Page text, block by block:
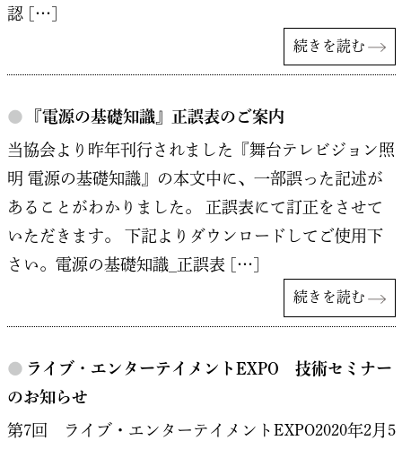
認 […]
続きを読む
● 『電源の基礎知識』正誤表のご案内
当協会より昨年刊行されました『舞台テレビジョン照
明 電源の基礎知識』の本文中に、一部誤った記述が
あることがわかりました。 正誤表にて訂正をさせて
いただきます。 下記よりダウンロードしてご使用下
さい。電源の基礎知識_正誤表 […]
続きを読む
● ライブ・エンターテイメントEXPO 技術セミナー
のお知らせ
第7回 ライブ・エンターテイメントEXPO2020年2月5